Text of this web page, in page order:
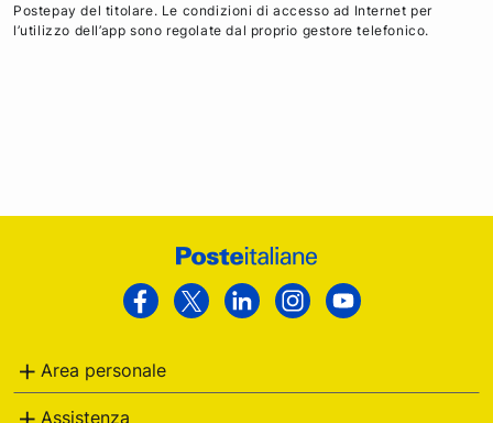
Postepay del titolare. Le condizioni di accesso ad Internet per
l’utilizzo dell’app sono regolate dal proprio gestore telefonico.
Facebook
Twitter LinkedinInstagram
Area personale
Assistenza